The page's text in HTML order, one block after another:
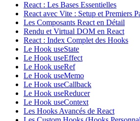
React : Les Bases Essentielles
React avec Vite : Setup et Premiers
Les Composants React en Détail
Rendu et Virtual DOM en React
React : Index Complet des Hooks
Le Hook useState
Le Hook useEffect
Le Hook useRef
Le Hook useMemo
Le Hook useCallback
Le Hook useReducer
Le Hook useContext
Les Hooks Avancés de React